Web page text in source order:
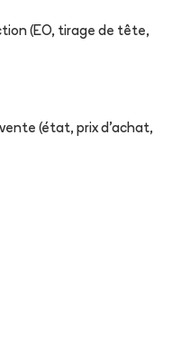
(EO, tirage de tête,
(état, prix d'achat,